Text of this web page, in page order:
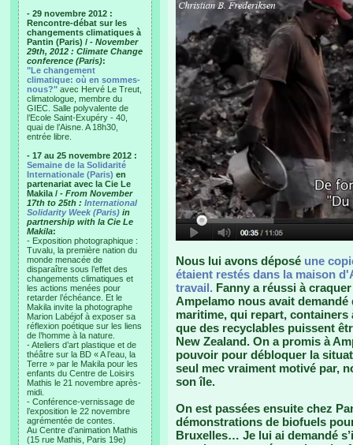
- 29 novembre 2012 :
Rencontre-débat sur les
changements climatiques à
Pantin (Paris) / - November
29th, 2012 : Climate Change
conference (Paris):
"Le changement
climatique: où en sommes-
nous?" avec Hervé Le Treut,
climatologue, membre du
GIEC. Salle polyvalente de
l’Ecole Saint-Exupéry - 40,
quai de l’Aisne. A 18h30,
entrée libre.
- 17 au 25 novembre 2012 :
Semaine de la Solidarité
Internationale (Paris) en
partenariat avec la Cie Le
Makila / - From November
17th to 25th : International
Solidarity Week (Paris) in
partnership with la Cie Le
Makila:
- Exposition photographique :
Tuvalu, la première nation du
monde menacée de
disparaître sous l’effet des
changements climatiques et
les actions menées pour
retarder l’échéance. Et le
Makila invite la photographe
Marion Labéjof à exposer sa
réflexion poétique sur les liens
de l’homme à la nature.
- Ateliers d’art plastique et de
théâtre sur la BD « A l’eau, la
Terre » par le Makila pour les
enfants du Centre de Loisirs
Mathis le 21 novembre après-
midi.
- Conférence-vernissage de
l’exposition le 22 novembre
agrémentée de contes.
Au Centre d’animation Mathis
(15 rue Mathis, Paris 19e)
Nous lui avons déposé une
étaient restés dans la maison
travail. Fanny a réussi à
Ampelamo nous avait
maritime, qui repart, containers
que des recyclables puissent
New Zealand. On a promis à
pouvoir pour débloquer la
seul mec vraiment motivé par,
son île.
On est passées ensuite chez
démonstrations de biofuels
Bruxelles… Je lui ai demandé